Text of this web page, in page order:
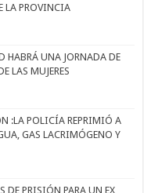
LA PROVINCIA
HABRÁ UNA JORNADA DE
LAS MUJERES
:LA POLICÍA REPRIMIÓ A
GAS LACRIMÓGENO Y
DE PRISIÓN PARA UN EX